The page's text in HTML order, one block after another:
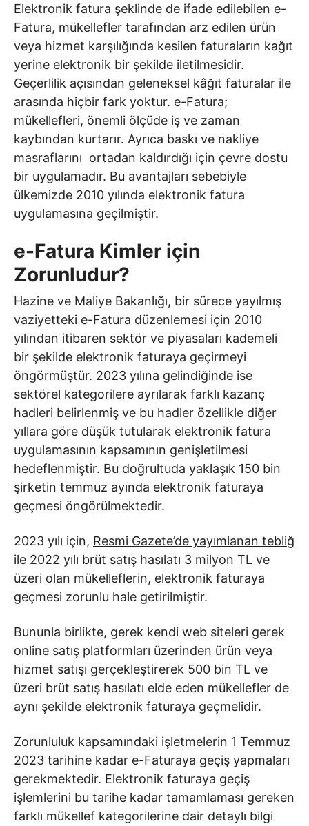
Elektronik fatura şeklinde de ifade edilebilen e-
Fatura, mükellefler tarafından arz edilen ürün
veya hizmet karşılığında kesilen faturaların kağıt
yerine elektronik bir şekilde iletilmesidir.
Geçerlilik açısından geleneksel kâğıt faturalar ile
arasında hiçbir fark yoktur. e-Fatura;
mükellefleri, önemli ölçüde iş ve zaman
kaybından kurtarır. Ayrıca baskı ve nakliye
masraflarını ortadan kaldırdığı için çevre dostu
bir uygulamadır. Bu avantajları sebebiyle
ülkemizde 2010 yılında elektronik fatura
uygulamasına geçilmiştir.
e-Fatura Kimler için
Zorunludur?
Hazine ve Maliye Bakanlığı, bir sürece yayılmış
vaziyetteki e-Fatura düzenlemesi için 2010
yılından itibaren sektör ve piyasaları kademeli
bir şekilde elektronik faturaya geçirmeyi
öngörmüştür. 2023 yılına gelindiğinde ise
sektörel kategorilere ayrılarak farklı kazanç
hadleri belirlenmiş ve bu hadler özellikle diğer
yıllara göre düşük tutularak elektronik fatura
uygulamasının kapsamının genişletilmesi
hedeflenmiştir. Bu doğrultuda yaklaşık 150 bin
şirketin temmuz ayında elektronik faturaya
geçmesi öngörülmektedir.
2023 yılı için, Resmi Gazete’de yayımlanan tebliğ
ile 2022 yılı brüt satış hasılatı 3 milyon TL ve
üzeri olan mükelleflerin, elektronik faturaya
geçmesi zorunlu hale getirilmiştir.
Bununla birlikte, gerek kendi web siteleri gerek
online satış platformları üzerinden ürün veya
hizmet satışı gerçekleştirerek 500 bin TL ve
üzeri brüt satış hasılatı elde eden mükellefler de
aynı şekilde elektronik faturaya geçmelidir.
Zorunluluk kapsamındaki işletmelerin 1 Temmuz
2023 tarihine kadar e-Faturaya geçiş yapmaları
gerekmektedir. Elektronik faturaya geçiş
işlemlerini bu tarihe kadar tamamlaması gereken
farklı mükellef kategorilerine dair detaylı bilgi